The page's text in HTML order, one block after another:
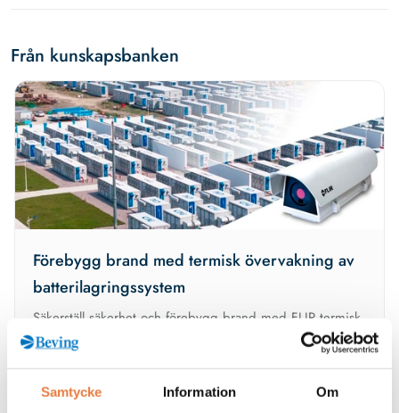
Samtycke Information Om
Från kunskapsbanken
Förebygg brand med termisk övervakning av
batterilagringssystem
Säkerställ säkerhet och förebygg brand med FLIR termisk
övervakning för batterilagringssystem